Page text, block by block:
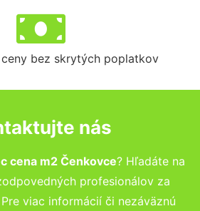
bez skrytých poplatkov
nás
cena m2 Čenkovce? Hľadáte na
profesionálov za
viac informácií či nezáväznú